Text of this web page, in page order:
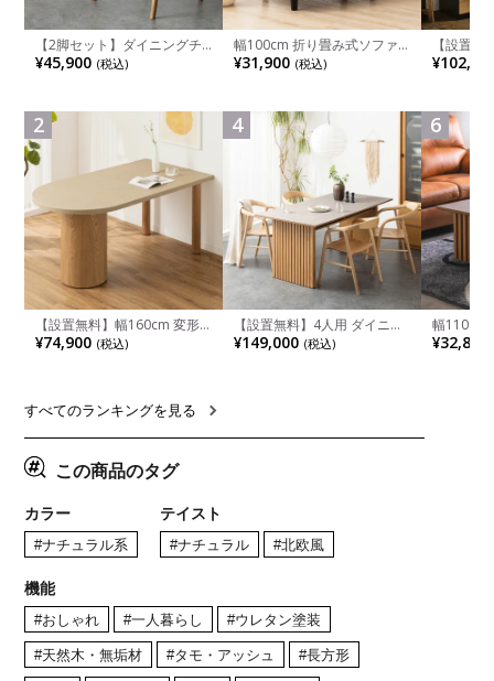
【2脚セット】ダイニングチ
ェア 木製 LUGA 肘付き チェ
ア 天然木 リビング椅子 板座
ュラル ブラウン 完成品
¥45,900 (税込)
2
【設置無料】幅160cm 変形
半円 ダイニングテーブル モ
ルタル風 LENAS コンクリー
リア風 グレージュ
¥74,900 (税込)
幅100cm 折り畳み式ソファ
ベッド コンパクト リクライ
ニング カウチスタイル 省ス
¥31,900 (税込)
4
【設置無料】4人用 ダイニン
グテーブルセット 5点 LUGA
セラミックテーブル おしゃれ
¥149,000 (税込)
【設置
チンカウ
板 引き出
れ ウッデ
ル グレー
6
幅110cm
木目調 リ
付き 長方
¥32,800
すべてのランキングを見る
この商品のタグ
カラー
#ナチュラル系
テイスト
#ナチュラル #北欧風
機能
#おしゃれ #一人暮らし #ウレタン塗装
#天然木・無垢材 #タモ・アッシュ #長方形